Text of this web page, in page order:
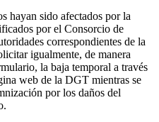
hayan sido afectados por la
por el Consorcio de
correspondientes de la
igualmente, de manera
la baja temporal a través
web de la DGT mientras se
por los daños del